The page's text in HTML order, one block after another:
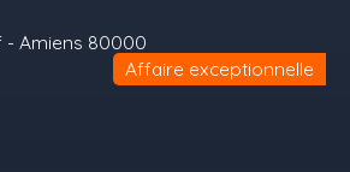
Affaire exceptionnelle